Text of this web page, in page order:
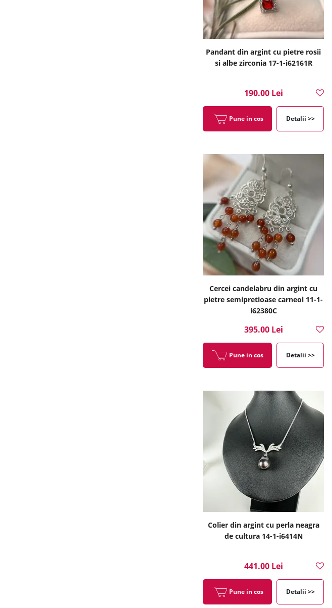
Pandant din argint cu pietre rosii
si albe zirconia 17-1-i62161R
190.00 Lei
Pune in cos Detalii >>
Cercei candelabru din argint cu
pietre semipretioase carneol 11-1-
i62380C
395.00 Lei
Pune in cos Detalii >>
Colier din argint cu perla neagra
de cultura 14-1-i6414N
441.00 Lei
Pune in cos Detalii >>